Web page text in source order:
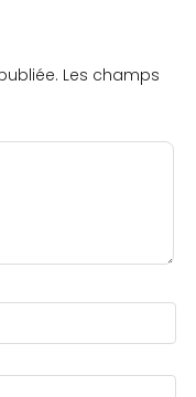
Les champs